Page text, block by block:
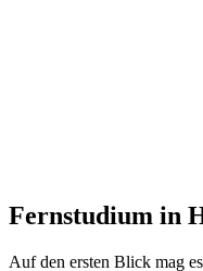
Fernstudium in
Auf den ersten Blick mag